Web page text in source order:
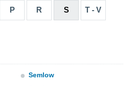
P R S T - V
Semlow